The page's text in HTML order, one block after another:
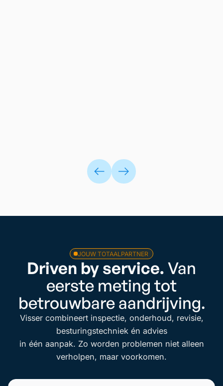
JOUW TOTAALPARTNER
Driven by service.Van
eerste meting tot
betrouwbare aandrijving.
Visser combineert inspectie, onderhoud, revisie,
besturingstechniek én advies
in één aanpak. Zo worden problemen niet alleen
verholpen, maar voorkomen.